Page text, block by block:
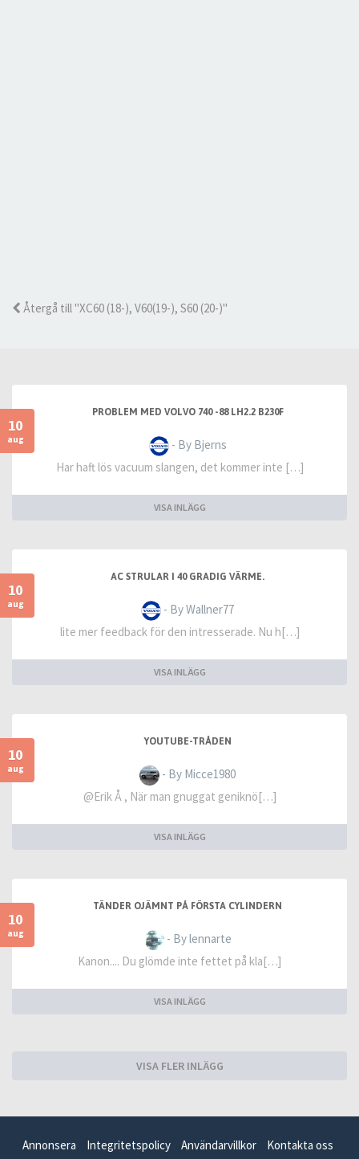
Återgå till "XC60 (18-), V60(19-), S60 (20-)"
10
aug
PROBLEM MED VOLVO 740 -88 LH2.2 B230F
- By Bjerns
Har haft lös vacuum slangen, det kommer inte […]
VISA INLÄGG
10
aug
AC STRULAR I 40 GRADIG VÄRME.
- By Wallner77
lite mer feedback för den intresserade. Nu h[…]
VISA INLÄGG
10
aug
YOUTUBE-TRÅDEN
- By Micce1980
@Erik Å , När man gnuggat geniknö[…]
VISA INLÄGG
10
aug
TÄNDER OJÄMNT PÅ FÖRSTA CYLINDERN
- By lennarte
Kanon.... Du glömde inte fettet på kla[…]
VISA INLÄGG
VISA FLER INLÄGG
Annonsera Integritetspolicy Användarvillkor Kontakta oss